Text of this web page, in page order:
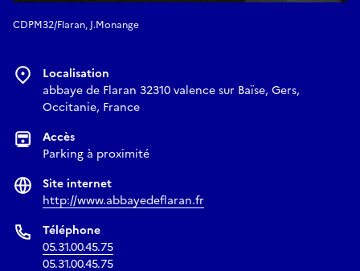
CDPM32/Flaran, J.Monange
Localisation
abbaye de Flaran 32310 valence sur Baïse, Gers,
Occitanie, France
Accès
Parking à proximité
Site internet
http://www.abbayedeflaran.fr
Téléphone
05.31.00.45.75
05.31.00.45.75